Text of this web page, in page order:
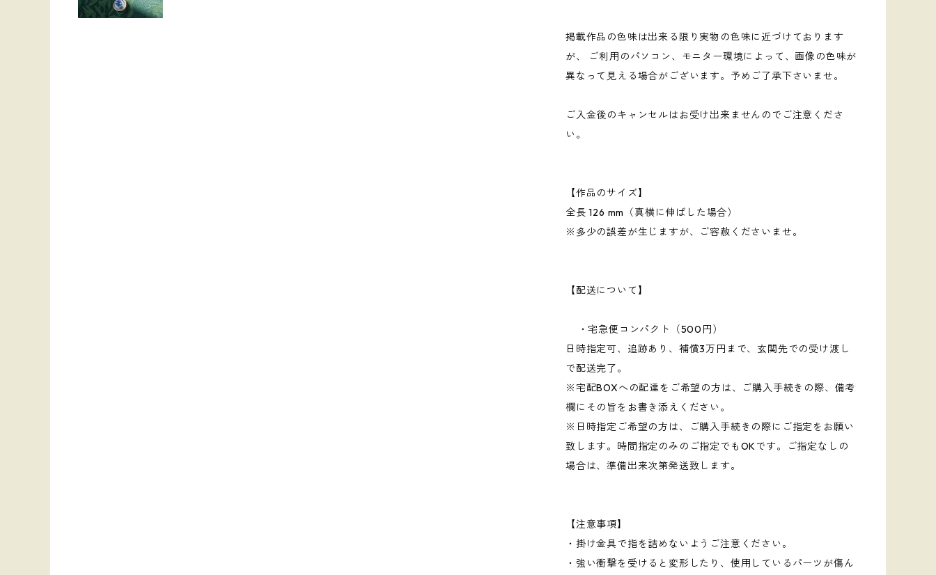
掲載作品の色味は出来る限り実物の色味に近づけております
が、 ご利用のパソコン、モニター環境によって、画像の色味が
異なって見える場合がございます。予めご了承下さいませ。
ご入金後のキャンセルはお受け出来ませんのでご注意くださ
い。
【作品のサイズ】
全長 126 mm（真横に伸ばした場合）
※多少の誤差が生じますが、ご容赦くださいませ。
【配送について】
・宅急便コンパクト（500円）
日時指定可、追跡あり、補償3万円まで、玄関先での受け渡し
で配送完了。
※宅配BOXへの配達をご希望の方は、ご購入手続きの際、備考
欄にその旨をお書き添えください。
※日時指定ご希望の方は、ご購入手続きの際にご指定をお願い
致します。時間指定のみのご指定でもOKです。ご指定なしの
場合は、準備出来次第発送致します。
【注意事項】
・掛け金具で指を詰めないようご注意ください。
・強い衝撃を受けると変形したり、使用しているパーツが傷ん